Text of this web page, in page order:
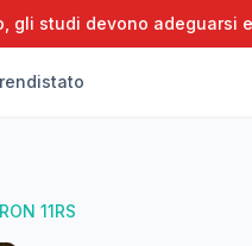
gli studi devono adeguarsi
11RS